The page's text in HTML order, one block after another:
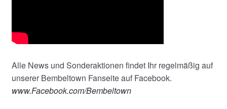
Alle News und Sonderaktionen findet Ihr regelmäßig auf
unserer Bembeltown Fanseite auf Facebook.
www.Facebook.com/Bembeltown